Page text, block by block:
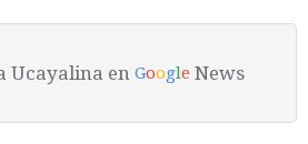
Ucayalina en Google News